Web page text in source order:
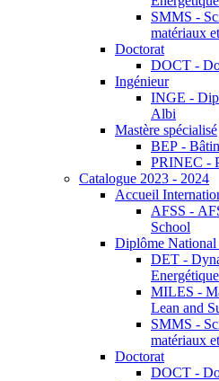
SMMS -
matériaux
Doctorat
DOCT -
Ingénieur
INGE -
Albi
Mastère spécialisé
BEP -
PRINEC -
Catalogue 2023 - 2024
Accueil
AFSS -
School
Diplôme National
DET -
MILES -
Lean and
SMMS -
matériaux
Doctorat
DOCT -